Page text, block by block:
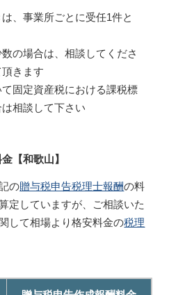
、事業所ごとに受任1件と
の場合は、相談してくださ
きます
固定資産税における課税標
相談して下さい
【和歌山】
の贈与税申告税理士報酬の料
定していますが、ご相談いた
して相場より格安料金の税理